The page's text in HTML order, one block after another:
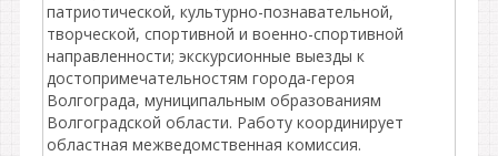
патриотической, культурно-познавательной,
творческой, спортивной и военно-спортивной
направленности; экскурсионные выезды к
достопримечательностям города-героя
Волгограда, муниципальным образованиям
Волгоградской области. Работу координирует
областная межведомственная комиссия.